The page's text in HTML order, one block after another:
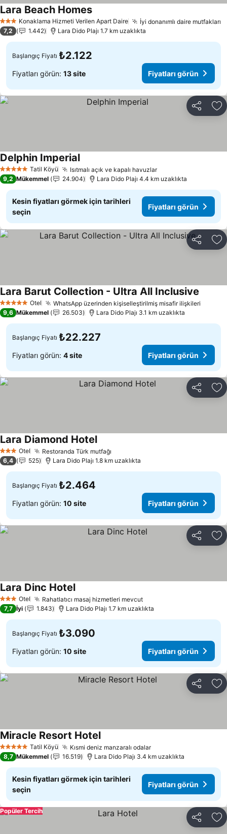
3 YıldızKonaklama Hizmeti Verilen Apart Daire İyi donanımlı daire mutfakları
Lara Beach Homes
7,2 1.442 Lara Dido Plajı 1.7 km uzaklıkta
Başlangıç Fiyatı ₺2.122
Fiyatları görün: 13 site Fiyatları görün
Paylaş
5 Yıldız Tatil Köyü Isıtmalı açık ve kapalı havuzlar
Delphin Imperial
9,2 Mükemmel 24.904 Lara Dido Plajı 4.4 km uzaklıkta
Kesin fiyatları görmek için tarihleri
seçin
Fiyatları görün
Paylaş
5 Yıldız Otel WhatsApp üzerinden kişiselleştirilmiş misafir ilişkileri
Lara Barut Collection - Ultra All Inclusive
9,6 Mükemmel 26.503 Lara Dido Plajı 3.1 km uzaklıkta
Başlangıç Fiyatı ₺22.227
Fiyatları görün: 4 site Fiyatları görün
Paylaş
3 YıldızOtel Restoranda Türk mutfağı
Lara Diamond Hotel
6,4 525 Lara Dido Plajı 1.8 km uzaklıkta
Başlangıç Fiyatı ₺2.464
Fiyatları görün: 10 site Fiyatları görün
Paylaş
3 YıldızOtel Rahatlatıcı masaj hizmetleri mevcut
Lara Dinc Hotel
7,7 İyi 1.843 Lara Dido Plajı 1.7 km uzaklıkta
Başlangıç Fiyatı ₺3.090
Fiyatları görün: 10 site Fiyatları görün
Paylaş
5 Yıldız Tatil Köyü Kısmi deniz manzaralı odalar
Miracle Resort Hotel
8,7 Mükemmel 16.519 Lara Dido Plajı 3.4 km uzaklıkta
Kesin fiyatları görmek için tarihleri
seçin
Fiyatları görün
Paylaş
Popüler Tercih